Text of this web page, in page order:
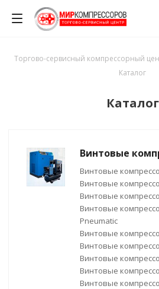
Торгово-сервисный компрессорный
Каталог
Каталог
Винтовые
Винтовые
Винтовые
Винтовые
Винтовые
Pneumatic
Винтовые
Винтовые
Винтовые
Винтовые
Винтовые